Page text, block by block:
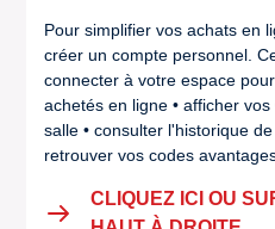
Pour simplifier vos achats en
créer un compte personnel.
connecter à votre espace
achetés en ligne • afficher
salle • consulter l'historique
retrouver vos codes
CLIQUEZ ICI OU